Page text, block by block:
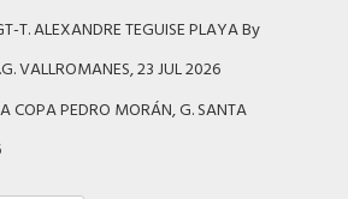
T. ALEXANDRE TEGUISE PLAYA By
VALLROMANES, 23 JUL 2026
COPA PEDRO MORÁN, G. SANTA